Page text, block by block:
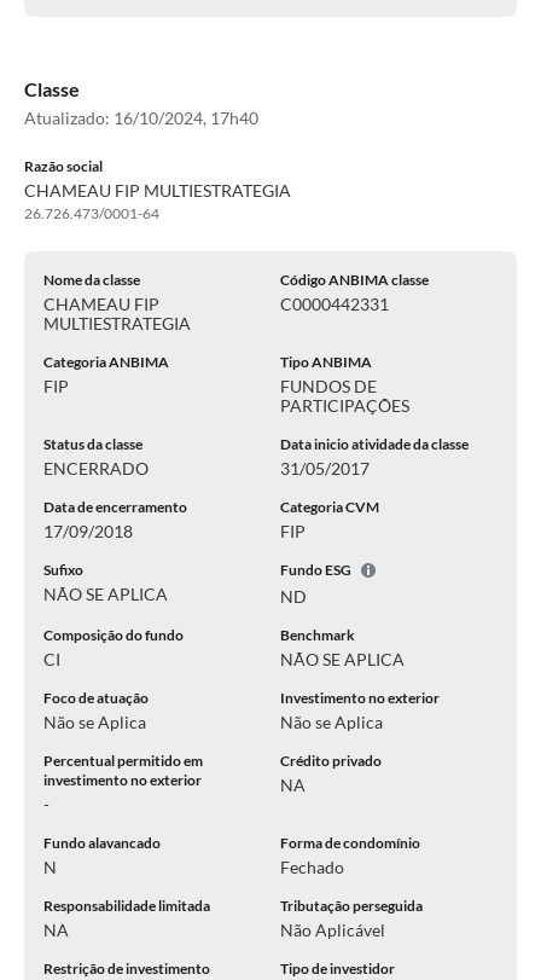
Classe
Atualizado: 16/10/2024, 17h40
Razão social
CHAMEAU FIP MULTIESTRATEGIA
26.726.473/0001-64
Nome da classe
CHAMEAU FIP
MULTIESTRATEGIA
Código ANBIMA classe
C0000442331
Categoria ANBIMA
FIP
Tipo ANBIMA
FUNDOS DE
PARTICIPAÇÕES
Status da classe
ENCERRADO
Data inicio atividade da classe
31/05/2017
Data de encerramento
17/09/2018
Categoria CVM
FIP
Sufixo
NÃO SE APLICA
Fundo ESG
ND
Composição do fundo
CI
Benchmark
NÃO SE APLICA
Foco de atuação
Não se Aplica
Investimento no exterior
Não se Aplica
Percentual permitido em
investimento no exterior
-
Crédito privado
NA
Fundo alavancado
N
Forma de condomínio
Fechado
Responsabilidade limitada
NA
Tributação perseguida
Não Aplicável
Restrição de investimento Tipo de investidor